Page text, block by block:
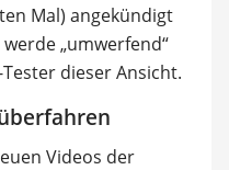
Mal) angekündigt
„umwerfend“
dieser Ansicht.
Videos der